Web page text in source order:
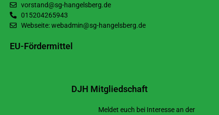
vorstand@sg-hangelsberg.de
015204265943
Webseite: webadmin@sg-hangelsberg.de
EU-Fördermittel
DJH Mitgliedschaft
Meldet euch bei Interesse an der